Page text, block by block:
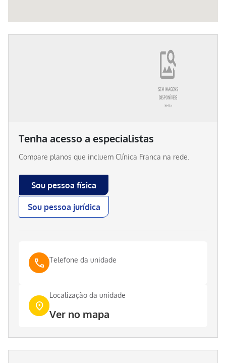
Tenha acesso a especialistas
Compare planos que incluem Clínica Franca na rede.
Sou pessoa física
Sou pessoa jurídica
Telefone da unidade
Localização da unidade
Ver no mapa